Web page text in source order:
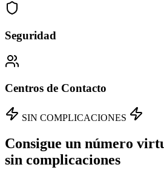
Seguridad
Centros de Contacto
SIN COMPLICACIONES
Consigue un número
sin complicaciones